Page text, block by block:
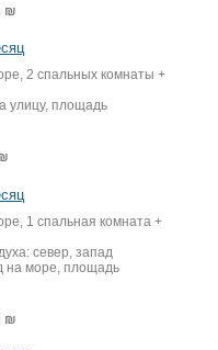
₪
2 спальных комнаты +
улицу, площадь
1 спальная комната +
север, запад
на море, площадь
₪